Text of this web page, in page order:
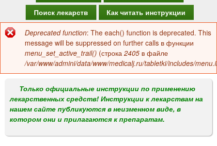
а
в
о
м
е
н
Поиск лекарств
Как читать инструкции
Сообщение
об
ошибке
Deprecated function: The each() function is deprecated. This
message will be suppressed on further calls в функции
menu_set_active_trail() (строка 2405 в файле
/var/www/admini/data/www/medicalj.ru/tabletki/includes/
Только официальные инструкции по применению
лекарственных средств! Инструкции к лекарствам на
нашем сайте публикуются в неизменном виде, в
котором они и прилагаются к препаратам.